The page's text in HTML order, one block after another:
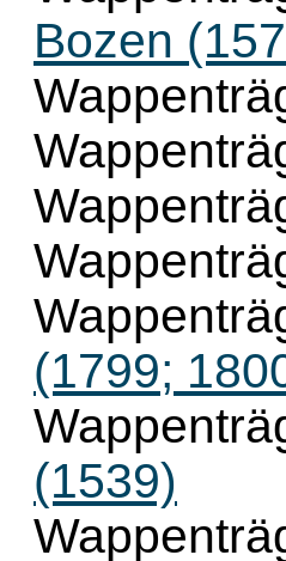
Bozen
(1799;
(1539)